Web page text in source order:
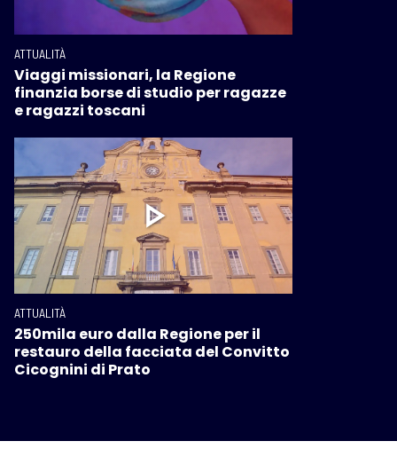
ATTUALITÀ
Viaggi missionari, la Regione
finanzia borse di studio per ragazze
e ragazzi toscani
ATTUALITÀ
250mila euro dalla Regione per il
restauro della facciata del Convitto
Cicognini di Prato